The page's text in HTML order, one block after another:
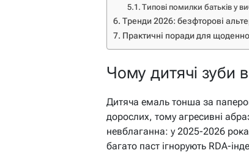
Типові помилки батьків у
Тренди 2026: безфторові
Практичні поради для
Чому дитячі зуби
Дитяча емаль тонша за
дорослих, тому агресивні
невблаганна: у 2025-2026
багато паст ігнорують RDA-